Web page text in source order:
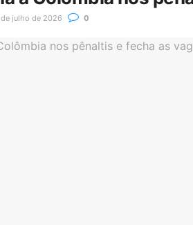
julho de 2026 0